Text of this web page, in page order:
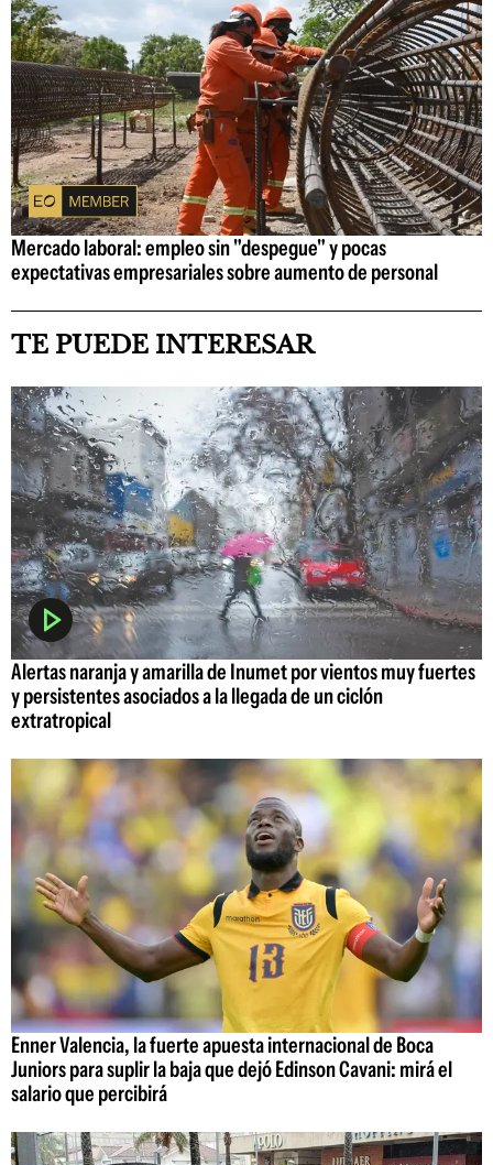
Mercado laboral: empleo sin "despegue" y pocas
expectativas empresariales sobre aumento de personal
TE PUEDE INTERESAR
Alertas naranja y amarilla de Inumet por vientos muy fuertes
y persistentes asociados a la llegada de un ciclón
extratropical
Enner Valencia, la fuerte apuesta internacional de Boca
Juniors para suplir la baja que dejó Edinson Cavani: mirá el
salario que percibirá